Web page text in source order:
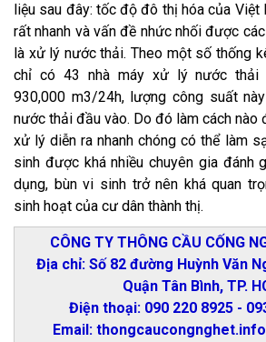
liệu sau đây: tốc độ đô thị hóa của Việt
rất nhanh và vấn đề nhức nhối được
là xử lý nước thải. Theo một số thống
chỉ có 43 nhà máy xử lý nước thải
930,000 m3/24h, lượng công suất
nước thải đầu vào. Do đó làm cách nào
xử lý diễn ra nhanh chóng có thể làm
sinh được khá nhiều chuyên gia đánh
dụng, bùn vi sinh trở nên khá quan
sinh hoạt của cư dân thành thị.
CÔNG TY THÔNG CẦU CỐNG
Địa chỉ: Số 82 đường Huỳnh Văn
Quận Tân Bình, TP.
Điện thoại: 090 220 8925 -
Email: